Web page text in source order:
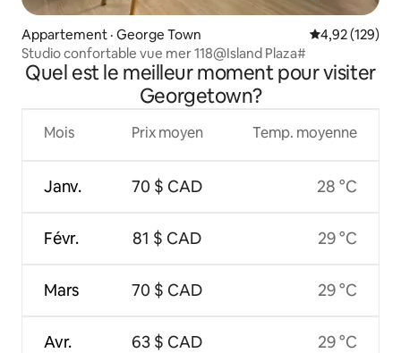
Appartement · George Town Note
4,92 (129)
Studio confortable vue mer 118@Island Plaza#
Quel est le meilleur moment pour visiter
Georgetown?
Mois
Janv.
Févr.
Mars
Avr.
Prix moyen
70 $ CAD
81 $ CAD
70 $ CAD
63 $ CAD
Temp. moyenne
28 °C
29 °C
29 °C
29 °C